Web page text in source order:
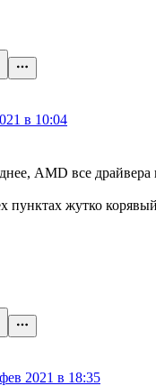
в 10:04
AMD все
пунктах жутко
2021 в 18:35